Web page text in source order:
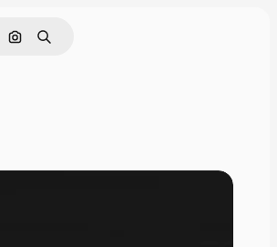
画像で検索
検索